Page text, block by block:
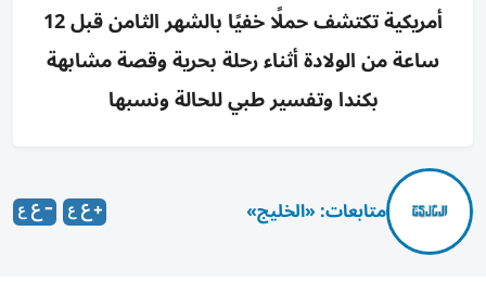
أمريكية تكتشف حملًا خفيًا بالشهر الثامن قبل 12
ساعة من الولادة أثناء رحلة بحرية وقصة مشابهة
بكندا وتفسير طبي للحالة ونسبها
متابعات: «الخليج»